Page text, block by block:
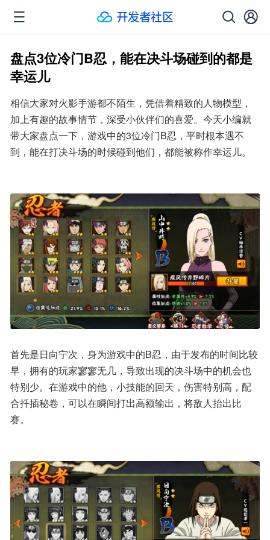
盘点3位冷门B忍，能在决斗场碰到的都是
幸运儿
相信大家对火影手游都不陌生，凭借着精致的人物模型，
加上有趣的故事情节，深受小伙伴们的喜爱。今天小编就
带大家盘点一下，游戏中的3位冷门B忍，平时根本遇不
到，能在打决斗场的时候碰到他们，都能被称作幸运儿。
首先是日向宁次，身为游戏中的B忍，由于发布的时间比较
早，拥有的玩家寥寥无几，导致出现的决斗场中的机会也
特别少。在游戏中的他，小技能的回天，伤害特别高，配
合扦插秘卷，可以在瞬间打出高额输出，将敌人抬出比
赛。